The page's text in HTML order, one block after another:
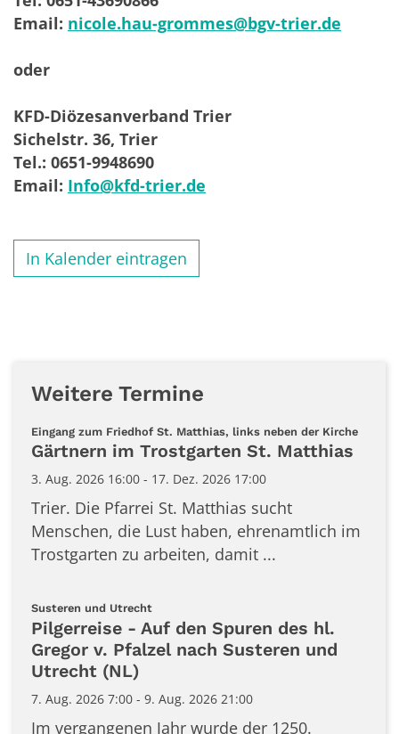
Email: nicole.hau-grommes@bgv-trier.de
oder
KFD-Diözesanverband Trier
Sichelstr. 36, Trier
Tel.: 0651-9948690
Email: Info@kfd-trier.de
In Kalender eintragen
Weitere Termine
Eingang zum Friedhof St. Matthias, links neben der Kirche:
Gärtnern im Trostgarten St. Matthias
3. Aug. 2026 16:00 - 17. Dez. 2026 17:00
Trier. Die Pfarrei St. Matthias sucht
Menschen, die Lust haben, ehrenamtlich im
Trostgarten zu arbeiten, damit ...
Susteren und Utrecht:
Pilgerreise - Auf den Spuren des hl.
Gregor v. Pfalzel nach Susteren und
Utrecht (NL)
7. Aug. 2026 7:00 - 9. Aug. 2026 21:00
Im vergangenen Jahr wurde der 1250.